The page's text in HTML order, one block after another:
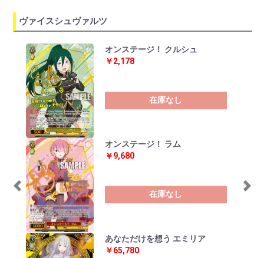
ヴァイスシュヴァルツ
オンステージ！ クルシュ
￥2,178
在庫なし
オンステージ！ ラム
￥9,680
在庫なし
あなただけを想う エミリア
￥65,780
Previous